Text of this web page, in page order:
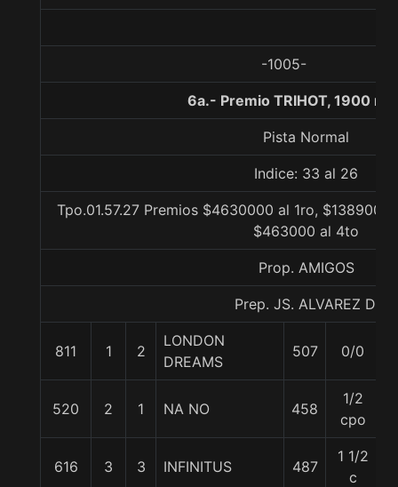
-1005-
6a.- Premio TRIHOT, 1900
Pista Normal
Indice: 33 al 26
Tpo.01.57.27 Premios $4630000 al 1ro,
$463000 al 4to
Prop. AMIGOS
Prep. JS. ALVAREZ D.
811 1 2
LONDON
DREAMS
507 0/0
520 2 1 NA NO 458
1/2
cpo
616 3 3 INFINITUS 487
1 1/2
c